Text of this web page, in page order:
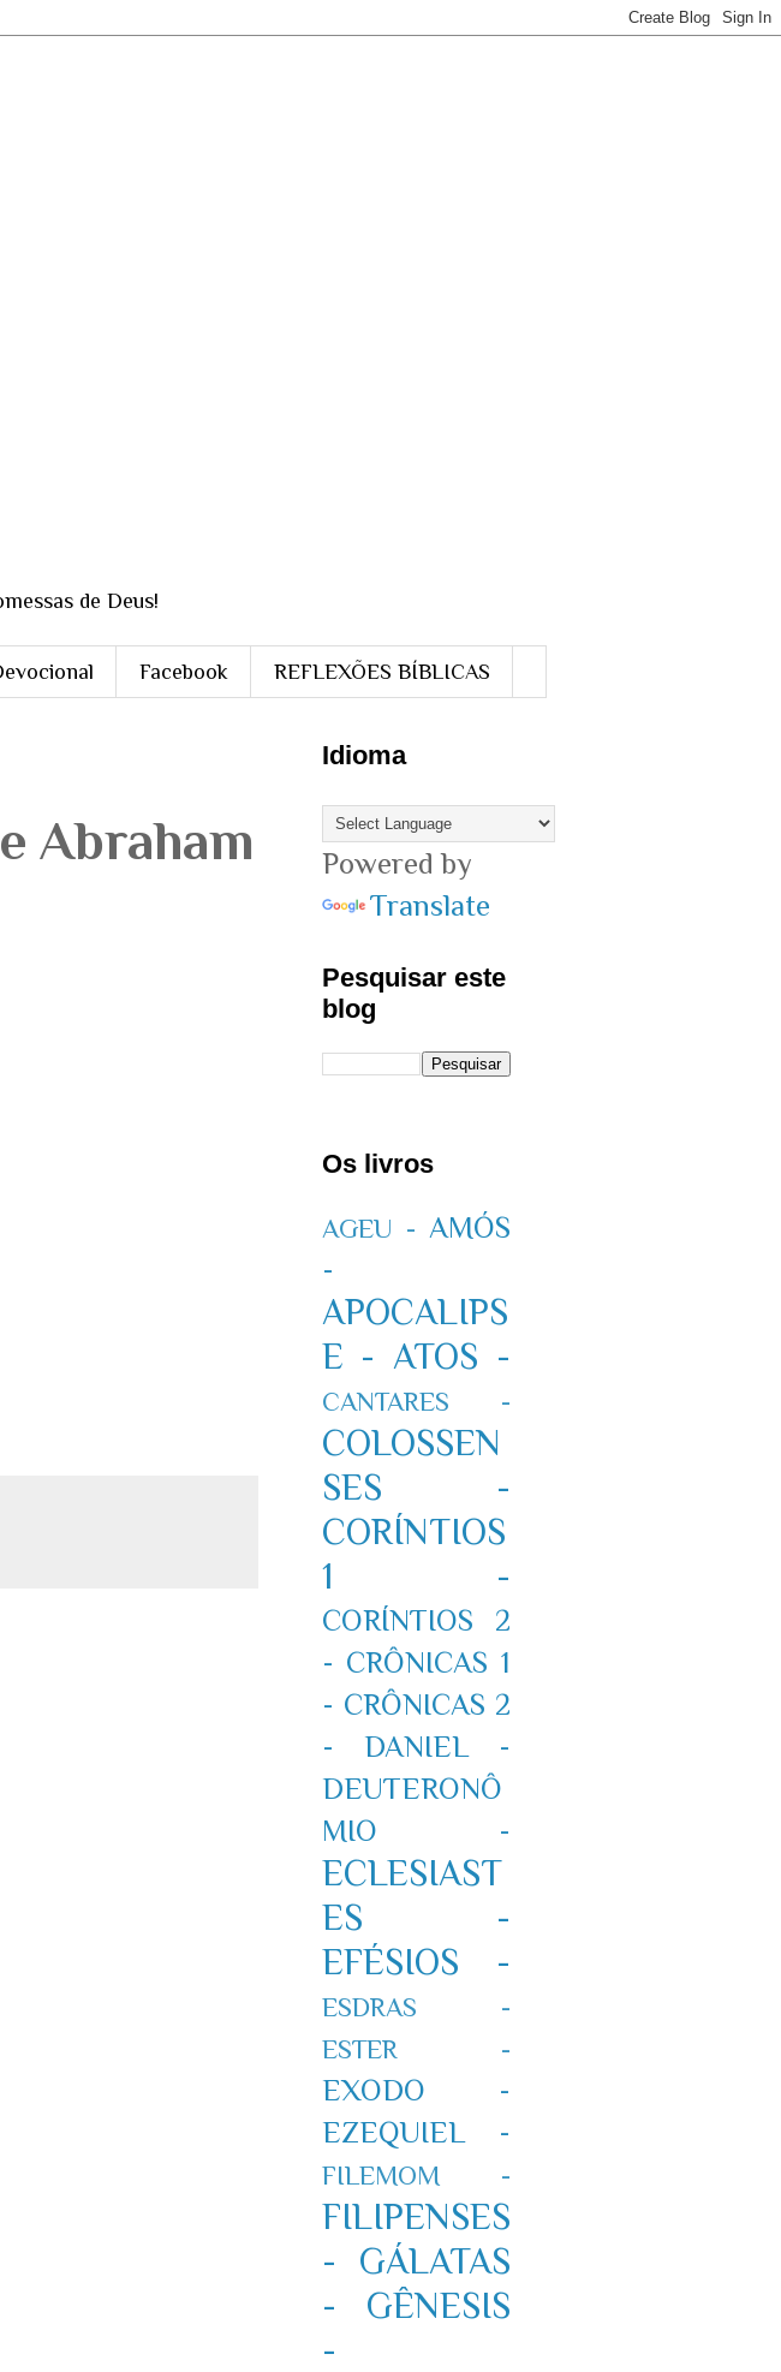
de Deus!
Facebook REFLEXÕES BÍBLICAS
Abraham
Idioma
Powered by
Translate
Pesquisar este
blog
Os livros
AGEU - AMÓS
-
APOCALIPS
E - ATOS -
CANTARES -
COLOSSEN
SES -
CORÍNTIOS
1 -
CORÍNTIOS 2
- CRÔNICAS 1
- CRÔNICAS 2
-
DANIEL -
DEUTERONÔ
MIO -
ECLESIAST
ES -
EFÉSIOS -
ESDRAS -
ESTER -
EXODO -
EZEQUIEL -
FILEMOM -
FILIPENSES
-
GÁLATAS
-
GÊNESIS
-